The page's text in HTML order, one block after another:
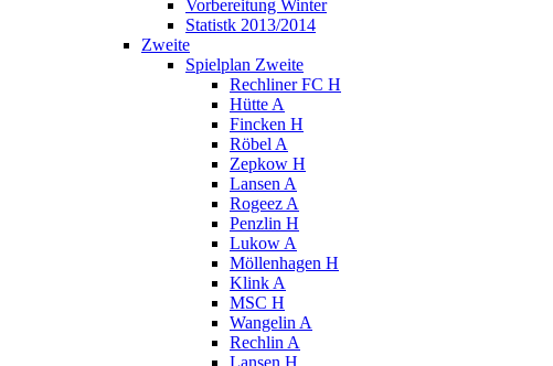
Vorbereitung Winter
Statistk 2013/2014
Zweite
Spielplan Zweite
Rechliner FC H
Hütte A
Fincken H
Röbel A
Zepkow H
Lansen A
Rogeez A
Penzlin H
Lukow A
Möllenhagen H
Klink A
MSC H
Wangelin A
Rechlin A